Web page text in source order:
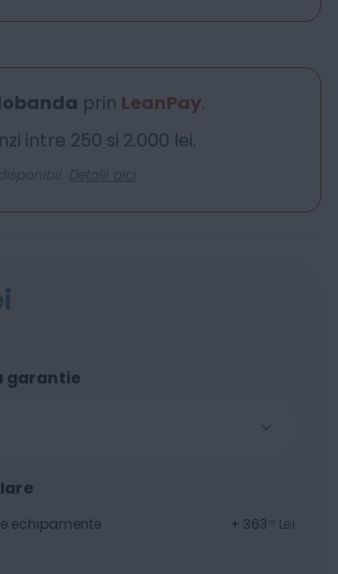
prin LeanPay.
intre 250 si 2.000 lei.
Detalii aici
garantie
echipamente + 363 Lei